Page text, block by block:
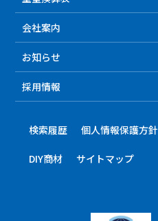
会社案内
お知らせ
採用情報
検索履歴 個人情報保護方針
DIY商材 サイトマップ